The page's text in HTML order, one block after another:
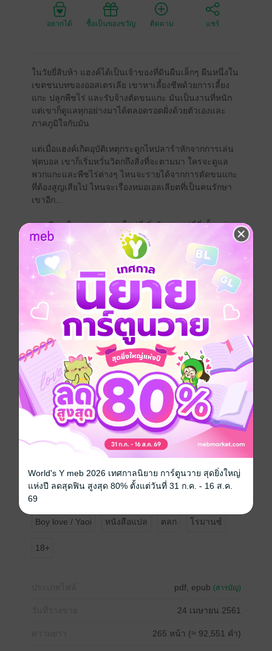
อยากได้ ซื้อเป็นของขวัญ ติดตาม แชร์
ในวัยยี่สิบห้า แฮงค์ได้เป็นเจ้าของที่ดินผืนเล็กๆ ผืนหนึ่งใน
เขตชนบทของออสเตรเลีย เขาหาเลี้ยงชีพด้วยการเลี้ยง
แกะ ปลูกพืชไร่ และรับจ้างตัดขนแกะ มันเป็นงานที่หนัก
แต่เขาก็ดูแลทุกอย่างมาได้ตลอดรอดฝั่งด้วยตัวเองและ
ภาคภูมิใจกับมัน
แต่เมื่อแฮงค์เกิดอุบัติเหตุกระดูกไหปลาร้าหักจากการเล่น
ฟุตบอล เขาก็เริ่มหวั่นวิตกถึงสิ่งที่จะตามมา ใครจะดูแล
พวกแกะและพืชไร่ต่างๆ ไหนจะรายได้จากการตัดขนแกะ
ที่ต้องสูญเสียไป ไหนจะเรื่องหมอเอลเลียตที่เป็นคนรักษา
เขาอีก...
เอลเลียตเป็นหมอหนุ่มคนใหม่ที่เพิ่งย้ายมาอยู่ที่นี่ ตั้งแต่
แฮงค์พาตัวเองมาให้หมอรักษา เขาก็รู้สึกว่าหมอมีความ
สนใจในตัวเขา สายตาของหมอมองสำรวจหุ่นเขาอย่าง
ลืมตัว แน่ละ จากการทำงานหนักมานานปี เขามีรูปร่างที่
บึกบึนชวนน้ำลายหก และในความคิดของเขาแล้ว หมอ
เองก็น่ารักไม่ใช่น้อย แต่เขาไม่อาจมีสัมพันธ์กับใครใน
ละแวกบ้านได้ ความรักแบบนี้ยังไม่เป็นที่ยอมรับในเขต
ชนบทที่มีแต่พวกอนุรักษนิยม ถ้ามีใครรู้ความลับของเขา
ชีวิตสังคมและการงานของเขาในแถบนี้เป็นอันจบกัน เขา
จะไม่ยอมให้มันเกิดขึ้น! แต่เขาจะห้ามใจตัวเองได้หรือ...?
The Shearing Gun โดย Renae Kaye
เรื่องนี้เป็นเรื่องราวความรักระหว่างแฮงค์ หนุ่มเจ้าของ
ฟาร์มเลี้ยงแกะผู้หล่อล่ำ กับคุณหมอเอลเลียตผู้น่ารัก ใคร
ชอบนิยายแนวร่วมสมัยที่สดใสตลกขบขันห้ามพลาดเลย
ค่ะ แฮงค์เป็นพระเอกที่มีบุคลิกดิบๆ ห่ามๆ ส่วนคุณหมอเอล
เลียตเป็นชาวเมืองผู้แต่งตัวเนี้ยบซึ่งต้องย้ายมาทำงานใน
ชนบท ความสัมพันธ์ของคู่นี้มีการปะทะคารมให้ได้หัวเราะ
กันตลอดเรื่อง และมีบทรักที่ร้อนแรงทีเดียว แถมตอนท้ายๆ
ยังมีความซาบซึ้งอีกด้วย เรียกว่าเต็มอิ่มครบทุกอารมณ์
Boy love / Yaoi หนังสือแปล ตลก โรมานซ์
18+
pdf, epub (สารบัญ)
24 เมษายน 2561
265 หน้า (≈ 92,551 คำ)
World's Y meb 2026 เทศกาลนิยาย การ์ตูนวาย สุดยิ่งใหญ่
แห่งปี ลดสุดฟิน สูงสุด 80% ตั้งแต่วันที่ 31 ก.ค. - 16 ส.ค.
69